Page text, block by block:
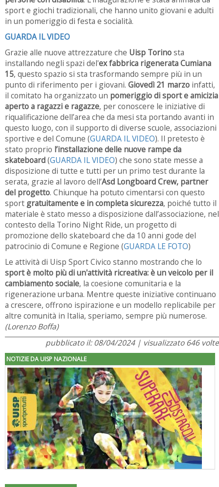
sport e giochi tradizionali, che hanno unito giovani e adulti
in un pomeriggio di festa e socialità.
GUARDA IL VIDEO
Grazie alle nuove attrezzature che Uisp Torinosta
installando negli spazi del'ex fabbrica rigenerata Cumiana
15, questo spazio si sta trasformando sempre più in un
punto di riferimento per i giovani. Giovedì 21 marzo infatti,
il comitato ha organizzato un pomeriggio di sport e amicizia
aperto a ragazzi e ragazze, per conoscere le iniziative di
riqualificazione dell’area che da mesi sta portando avanti in
questo luogo, con il supporto di diverse scuole, associazioni
sportive e del Comune (GUARDA IL VIDEO). Il pretesto è
stato proprio l’installazione delle nuove rampe da
skateboard(GUARDA IL VIDEO) che sono state messe a
disposizione di tutte e tutti per un primo test durante la
serata, grazie al lavoro dell’Asd Longboard Crew, partner
del progetto. Chiunque ha potuto cimentarsi con questo
sport gratuitamente e in completa sicurezza, poiché tutto il
materiale è stato messo a disposizione dall’associazione, nel
contesto della Torino Night Ride, un progetto di
promozione dello skateboard che da 10 anni gode del
patrocinio di Comune e Regione (GUARDA LE FOTO)
Le attività di Uisp Sport Civico stanno mostrando che lo
sport è molto più di un'attività ricreativa: è un veicolo per il
cambiamento sociale, la coesione comunitaria e la
rigenerazione urbana. Mentre queste iniziative continuano
a crescere, offrono ispirazione e un modello replicabile per
altre comunità in Italia, speriamo, sempre più numerose.
(Lorenzo Boffa)
pubblicato il: 08/04/2024 | visualizzato 646 volte
NOTIZIE DA UISP NAZIONALE